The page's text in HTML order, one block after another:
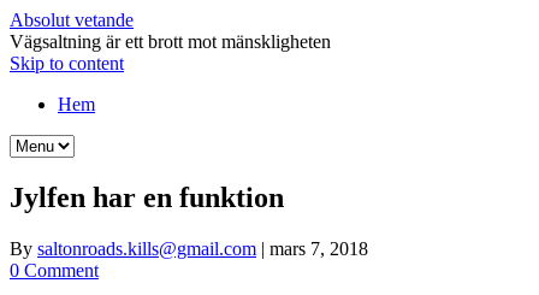
Absolut vetande
Vägsaltning är ett brott mot mänskligheten
Skip to content
Hem
Jylfen har en funktion
By saltonroads.kills@gmail.com | mars 7, 2018
0 Comment